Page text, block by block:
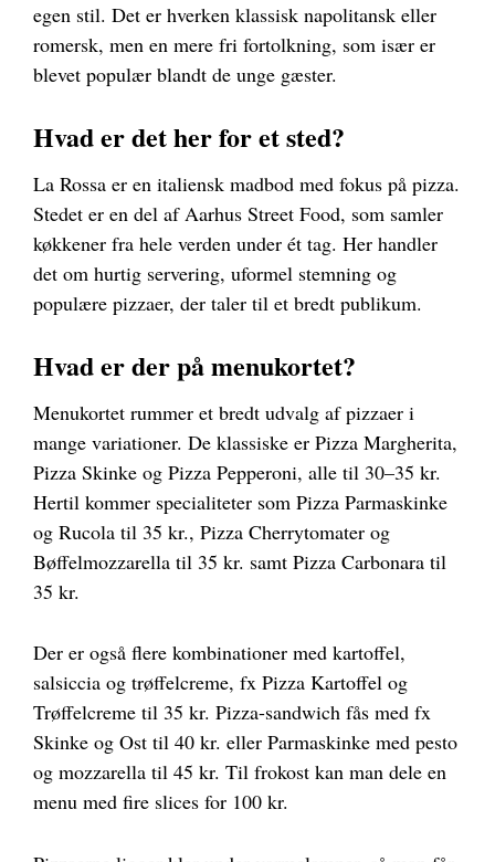
egen stil. Det er hverken klassisk napolitansk eller
romersk, men en mere fri fortolkning, som især er
blevet populær blandt de unge gæster.
Hvad er det her for et sted?
La Rossa er en italiensk madbod med fokus på pizza.
Stedet er en del af Aarhus Street Food, som samler
køkkener fra hele verden under ét tag. Her handler
det om hurtig servering, uformel stemning og
populære pizzaer, der taler til et bredt publikum.
Hvad er der på menukortet?
Menukortet rummer et bredt udvalg af pizzaer i
mange variationer. De klassiske er Pizza Margherita,
Pizza Skinke og Pizza Pepperoni, alle til 30–35 kr.
Hertil kommer specialiteter som Pizza Parmaskinke
og Rucola til 35 kr., Pizza Cherrytomater og
Bøffelmozzarella til 35 kr. samt Pizza Carbonara til
35 kr.
Der er også flere kombinationer med kartoffel,
salsiccia og trøffelcreme, fx Pizza Kartoffel og
Trøffelcreme til 35 kr. Pizza-sandwich fås med fx
Skinke og Ost til 40 kr. eller Parmaskinke med pesto
og mozzarella til 45 kr. Til frokost kan man dele en
menu med fire slices for 100 kr.